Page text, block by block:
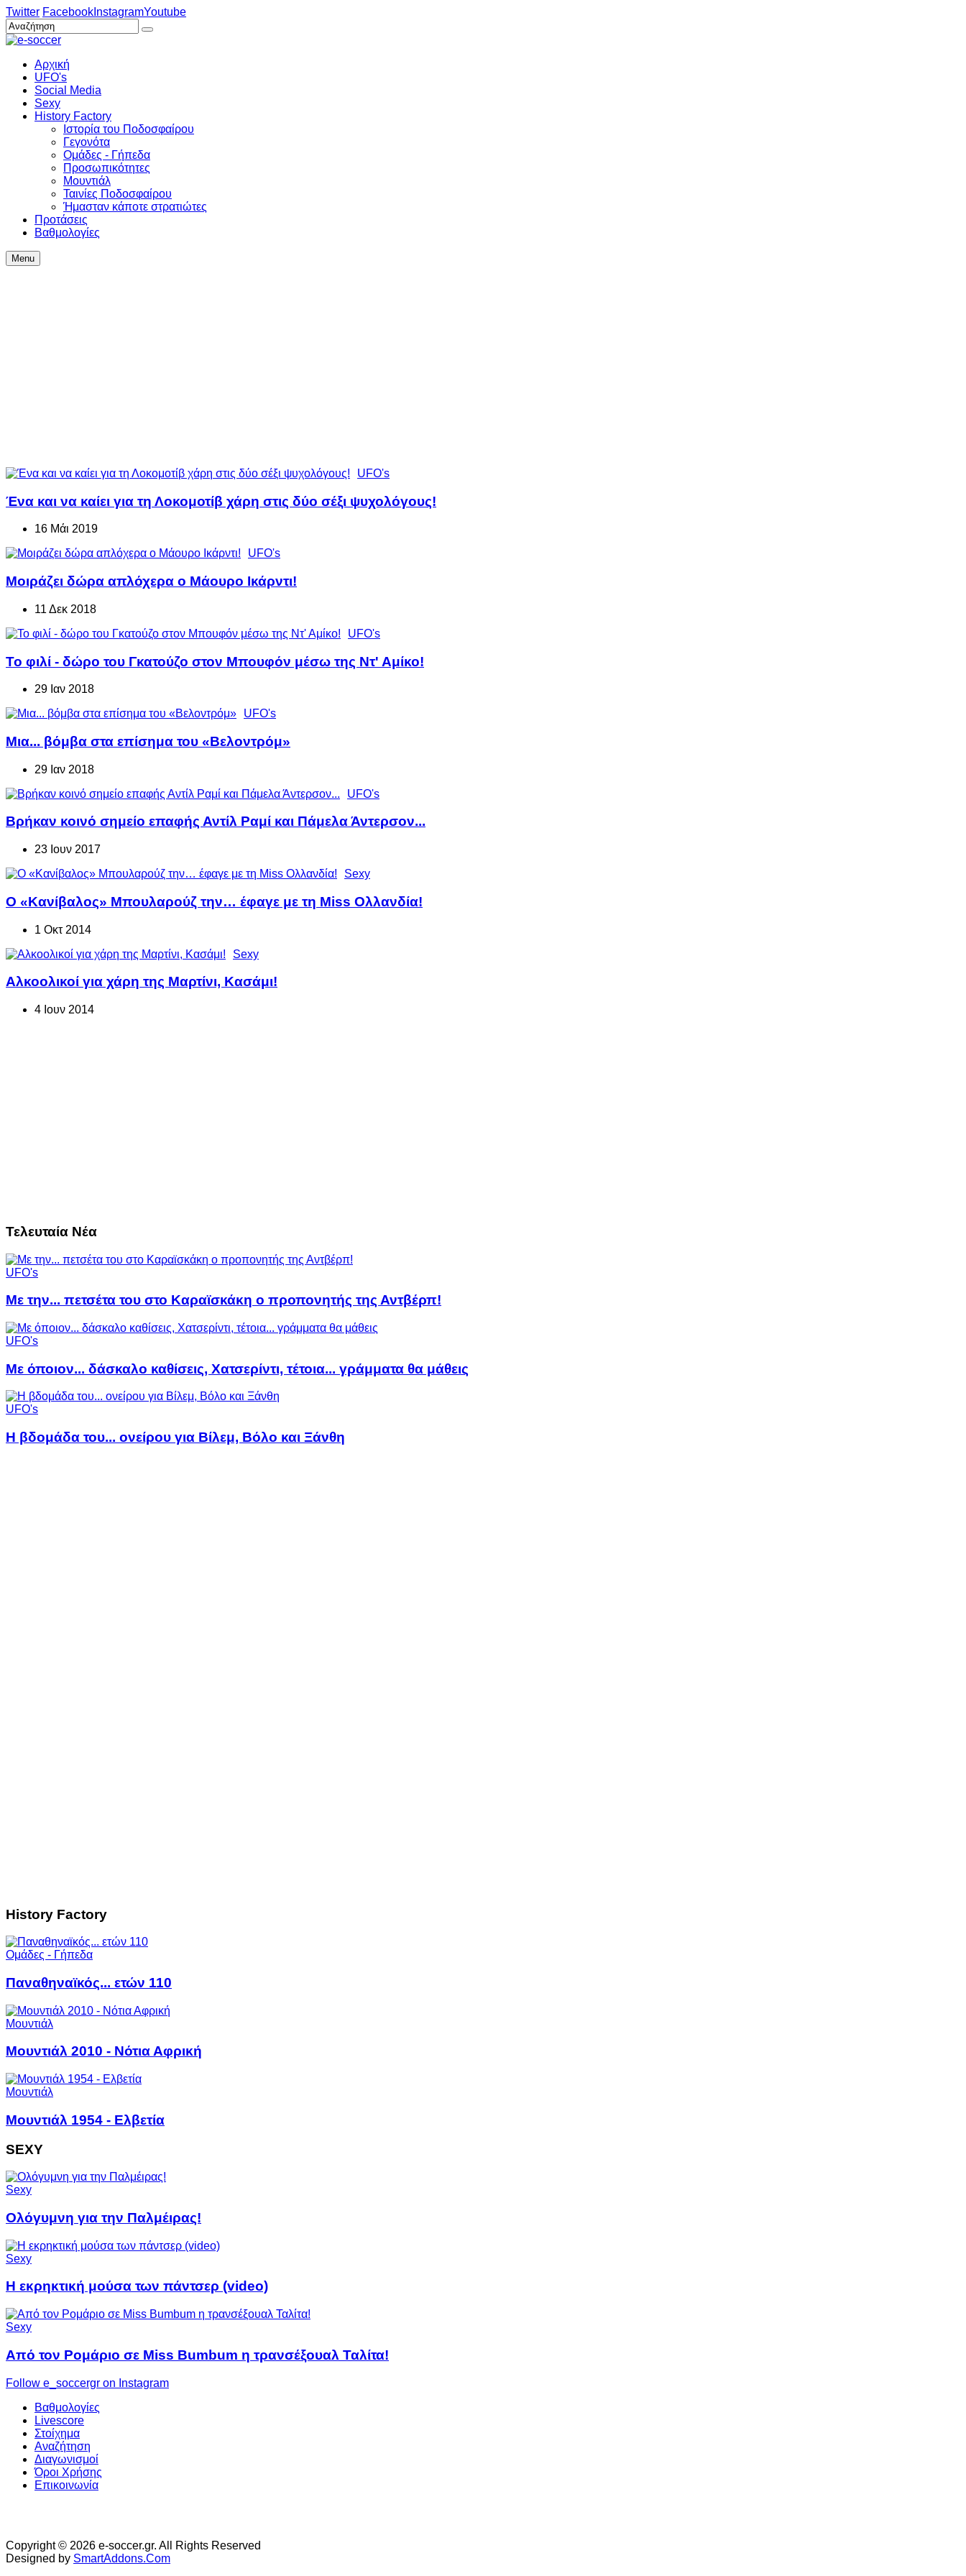
Twitter Facebook InstagramYoutube
Αρχική
UFO's
Social Media
Sexy
History Factory
Ιστορία του Ποδοσφαίρου
Γεγονότα
Ομάδες - Γήπεδα
Προσωπικότητες
Μουντιάλ
Ταινίες Ποδοσφαίρου
Ήμασταν κάποτε στρατιώτες
Προτάσεις
Βαθμολογίες
Menu
UFO's
Ένα και να καίει για τη Λοκομοτίβ χάρη στις δύο σέξι ψυχολόγους!
16 Μάι 2019
UFO's
Μοιράζει δώρα απλόχερα ο Μάουρο Ικάρντι!
11 Δεκ 2018
UFO's
Το φιλί - δώρο του Γκατούζο στον Μπουφόν μέσω της Ντ' Αμίκο!
29 Ιαν 2018
UFO's
Μια... βόμβα στα επίσημα του «Βελοντρόμ»
29 Ιαν 2018
UFO's
Βρήκαν κοινό σημείο επαφής Αντίλ Ραμί και Πάμελα Άντερσον...
23 Ιουν 2017
Sexy
Ο «Κανίβαλος» Μπουλαρούζ την… έφαγε με τη Miss Ολλανδία!
1 Οκτ 2014
Sexy
Αλκοολικοί για χάρη της Μαρτίνι, Κασάμι!
4 Ιουν 2014
Τελευταία Νέα
UFO's
Με την... πετσέτα του στο Καραϊσκάκη ο προπονητής της Αντβέρπ!
UFO's
Με όποιον... δάσκαλο καθίσεις, Χατσερίντι, τέτοια... γράμματα θα μάθεις
UFO's
Η βδομάδα του... ονείρου για Βίλεμ, Βόλο και Ξάνθη
History Factory
Ομάδες - Γήπεδα
Παναθηναϊκός... ετών 110
Μουντιάλ
Μουντιάλ 2010 - Νότια Αφρική
Μουντιάλ
Μουντιάλ 1954 - Ελβετία
SEXY
Sexy
Ολόγυμνη για την Παλμέιρας!
Sexy
Η εκρηκτική μούσα των πάντσερ (video)
Sexy
Από τον Ρομάριο σε Miss Bumbum η τρανσέξουαλ Ταλίτα!
Follow e_soccergr on Instagram
Βαθμολογίες
Livescore
Στοίχημα
Αναζήτηση
Διαγωνισμοί
Όροι Χρήσης
Επικοινωνία
Copyright © 2026 e-soccer.gr. All Rights Reserved
Designed by SmartAddons.Com